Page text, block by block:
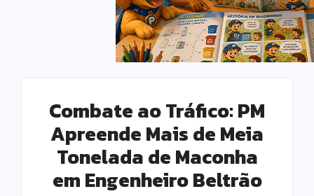
Combate ao Tráfico: PM
Apreende Mais de Meia
Tonelada de Maconha
em Engenheiro Beltrão